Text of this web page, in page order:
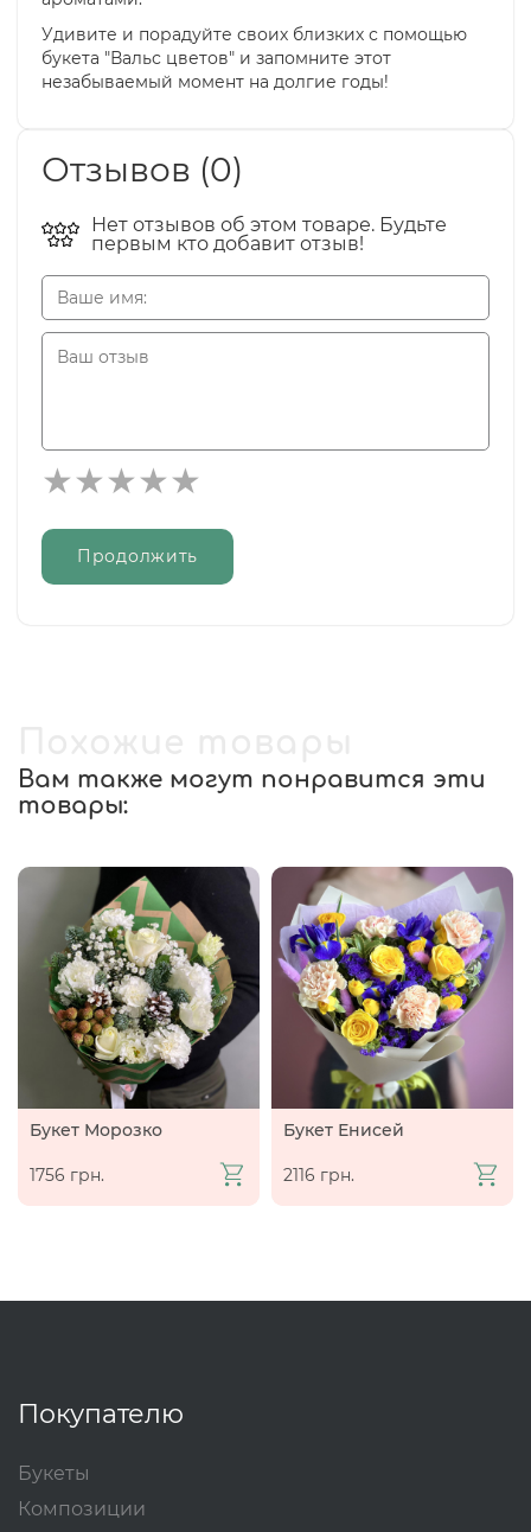
Удивите и порадуйте своих близких с помощью
букета "Вальс цветов" и запомните этот
незабываемый момент на долгие годы!
Отзывов (0)
Нет отзывов об этом товаре. Будьте
первым кто добавит отзыв!
Продолжить
Вам также могут понравится эти
товары:
Букет Морозко
1756 грн.
Букет Енисей
2116 грн.
Покупателю
Букеты
Композиции